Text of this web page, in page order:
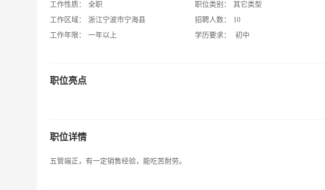
工作性质：
全职
工作区域：
浙江宁波市宁海县
工作年限：
一年以上
职位类别：
其它类型
招聘人数：
10
学历要求：
初中
职位亮点
职位详情
五管端正，有一定销售经验，能吃苦耐劳。